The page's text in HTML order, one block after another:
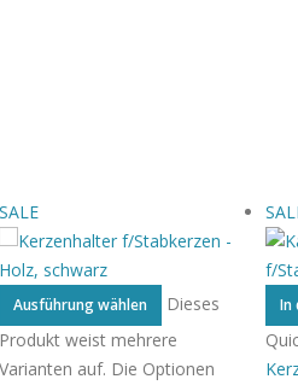
SALE
Ausführung wählen
Dieses
Produkt weist mehrere
Varianten auf. Die Optionen
In